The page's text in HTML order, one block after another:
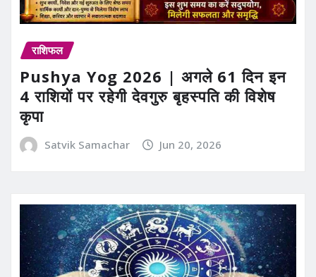
राशिफल
Pushya Yog 2026 | अगले 61 दिन इन
4 राशियों पर रहेगी देवगुरु बृहस्पति की विशेष
कृपा
Satvik Samachar Jun 20, 2026